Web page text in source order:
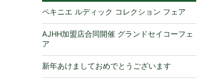
ペキニエ ルディック コレクション フェア
AJHH加盟店合同開催 グランドセイコーフェ
ア
新年あけましておめでとうございます